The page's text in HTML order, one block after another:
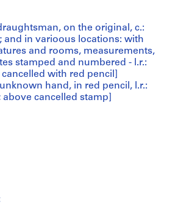
on the original, c.:
and in varioous locations: with
and rooms, measurements,
stamped and numbered - l.r.:
with red pencil]
hand, in red pencil, l.r.:
cancelled stamp]